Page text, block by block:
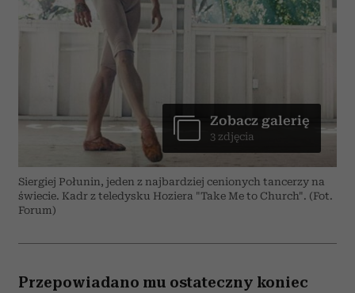
Siergiej Połunin, jeden z najbardziej cenionych tancerzy na
świecie. Kadr z teledysku Hoziera "Take Me to Church". (Fot.
Forum)
Zobacz galerię
3 zdjęcia
Przepowiadano mu ostateczny koniec